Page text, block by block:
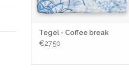
Tegel - Coffee break
€27,50